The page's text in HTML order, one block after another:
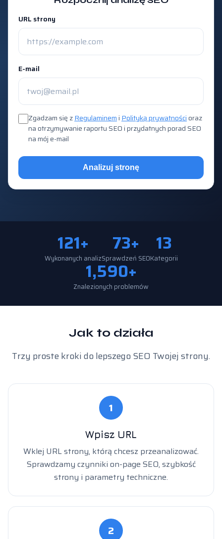
URL strony
E-mail
Zgadzam się zRegulaminemi Polityką prywatnościoraz
na otrzymywanie raportu SEO i przydatnych porad SEO
na mój e-mail
Analizuj stronę
121+
Wykonanych analiz
73+
Sprawdzeń SEO
13
Kategorii
1,590+
Znalezionych problemów
Jak to działa
Trzy proste kroki do lepszego SEO Twojej strony.
1
Wpisz URL
Wklej URL strony, którą chcesz przeanalizować.
Sprawdzamy czynniki on-page SEO, szybkość
strony i parametry techniczne.
2